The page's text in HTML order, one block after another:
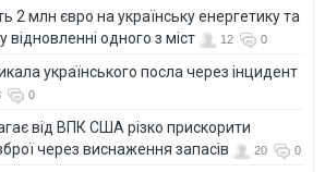
2 млн євро на українську енергетику та
відновленні одного з міст
12 0
українського посла через інцидент
0
від ВПК США різко прискорити
через виснаження запасів
20 0